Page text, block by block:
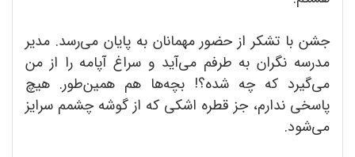
جشن با تشکر از حضور مهمانان به پایان می‌رسد. مدیر
مدرسه نگران به طرفم می‌آید و سراغ آپامه را از من
می‌گیرد که چه شده؟! بچه‌ها هم همین‌طور. هیچ
پاسخی ندارم، جز قطره اشکی که از گوشه چشمم سرایز
می‌شود.